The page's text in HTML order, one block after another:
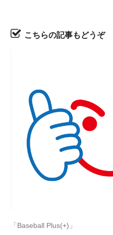
こちらの記事もどうぞ
「Baseball Plus(+)」